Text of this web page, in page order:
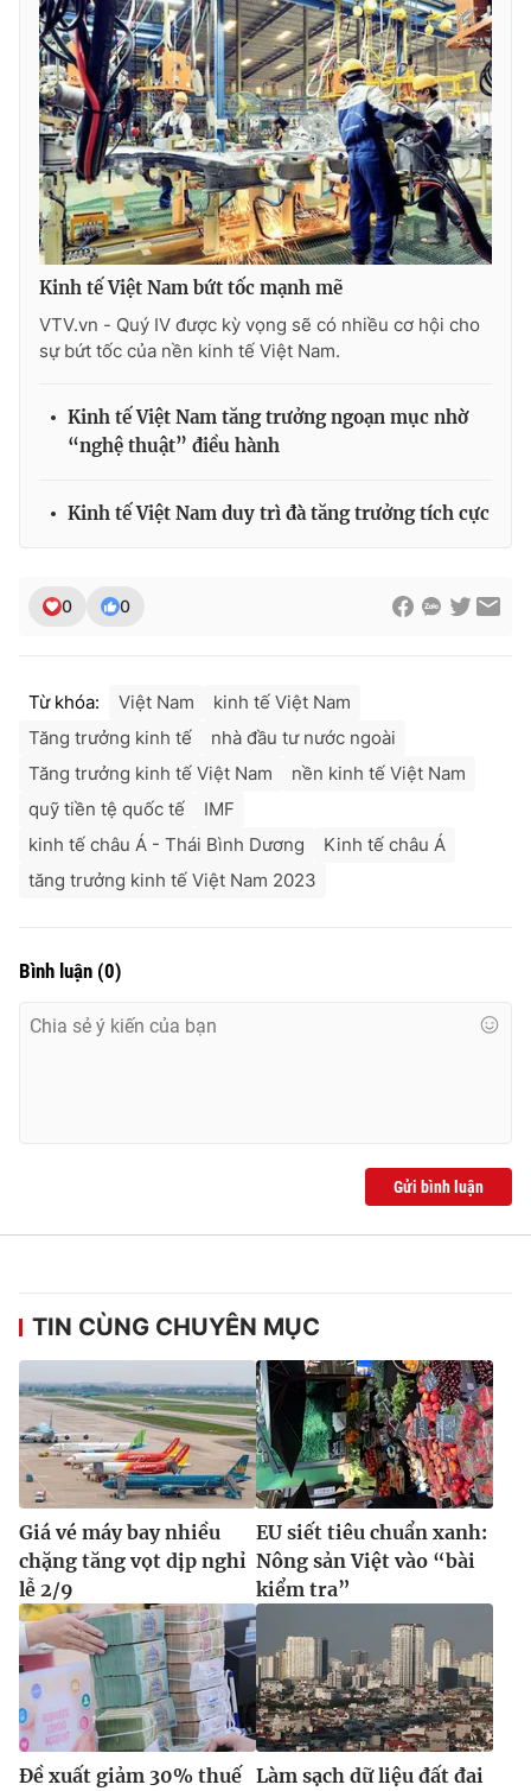
Kinh tế Việt Nam bứt tốc mạnh mẽ
VTV.vn - Quý IV được kỳ vọng sẽ có nhiều cơ hội cho
sự bứt tốc của nền kinh tế Việt Nam.
Kinh tế Việt Nam tăng trưởng ngoạn mục nhờ
“nghệ thuật” điều hành
Kinh tế Việt Nam duy trì đà tăng trưởng tích cực
0 0
Từ khóa: Việt Nam
kinh tế Việt Nam
Tăng trưởng kinh tế
nhà đầu tư nước ngoài
Tăng trưởng kinh tế Việt Nam
nền kinh tế Việt Nam
quỹ tiền tệ quốc tế
IMF
kinh tế châu Á - Thái Bình Dương
Kinh tế châu Á
tăng trưởng kinh tế Việt Nam 2023
Bình luận (0)
Gửi bình luận
TIN CÙNG CHUYÊN MỤC
Giá vé máy bay nhiều
chặng tăng vọt dịp nghỉ
lễ 2/9
EU siết tiêu chuẩn xanh:
Nông sản Việt vào “bài
kiểm tra”
Đề xuất giảm 30% thuế Làm sạch dữ liệu đất đai